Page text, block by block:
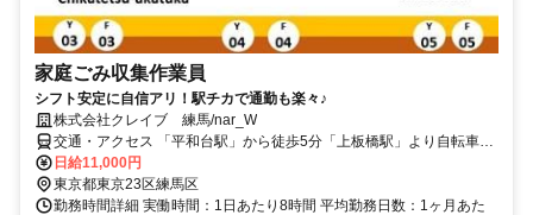
家庭ごみ収集作業員
シフト安定に自信アリ！駅チカで通勤も楽々♪
株式会社クレイブ 練馬/nar_W
交通・アクセス 「平和台駅」から徒歩5分「上板橋駅」より自転車15
分
日給11,000円
東京都東京23区練馬区
勤務時間詳細 実働時間：1日あたり8時間 平均勤務日数：1ヶ月あた